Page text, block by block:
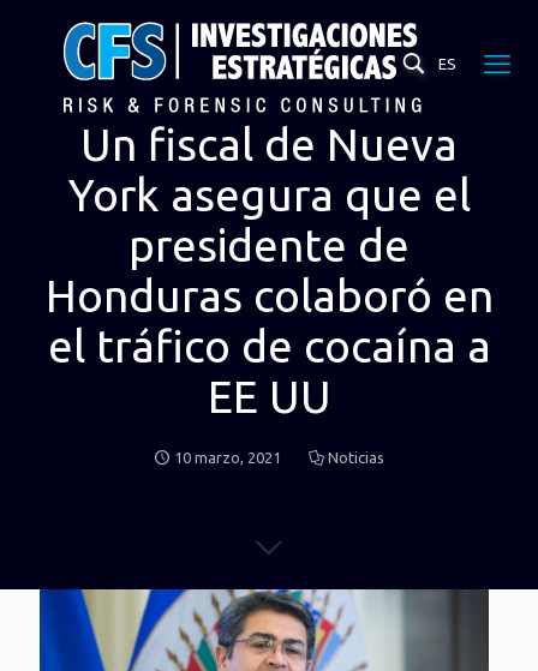
ES
Un fiscal de Nueva
York asegura que el
presidente de
Honduras colaboró en
el tráfico de cocaína a
EE UU
10 marzo, 2021 Noticias